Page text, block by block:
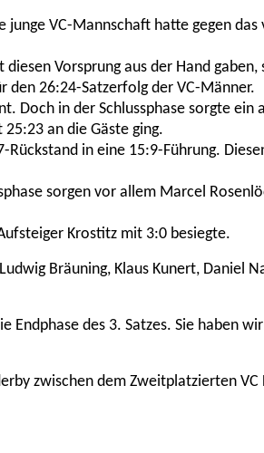
VC-Mannschaft hatte gegen
Vorsprung aus der Hand gaben,
den 26:24-Satzerfolg der VC-Männer.
Doch in der Schlussphase sorgte ein
an die Gäste ging.
in eine 15:9-Führung.
sorgen vor allem Marcel
Krostitz mit 3:0 besiegte.
Bräuning, Klaus Kunert, Daniel
Endphase des 3. Satzes. Sie haben
zwischen dem Zweitplatzierten